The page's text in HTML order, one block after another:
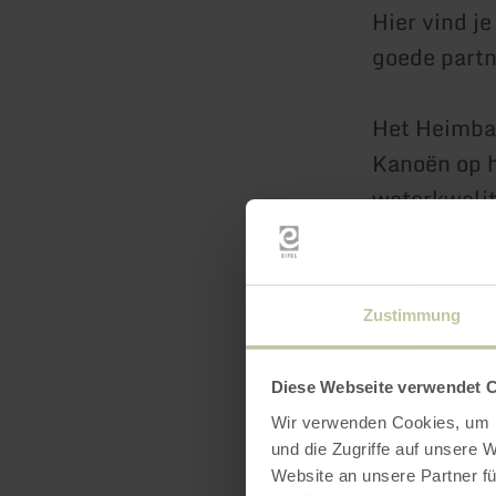
Zustimmung
Diese Webseite verwendet
Wir verwenden Cookies,
und die Zugriffe auf unsere
Website an unsere Partner
Hier vind
goede
Het
Kanoën
bezocht.
De
ervaring in
samenzijn